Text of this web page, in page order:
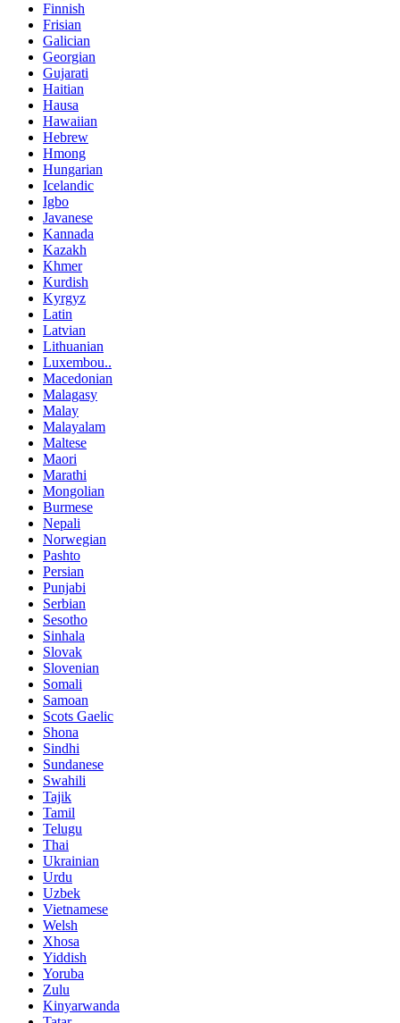
Finnish
Frisian
Galician
Georgian
Gujarati
Haitian
Hausa
Hawaiian
Hebrew
Hmong
Hungarian
Icelandic
Igbo
Javanese
Kannada
Kazakh
Khmer
Kurdish
Kyrgyz
Latin
Latvian
Lithuanian
Luxembou..
Macedonian
Malagasy
Malay
Malayalam
Maltese
Maori
Marathi
Mongolian
Burmese
Nepali
Norwegian
Pashto
Persian
Punjabi
Serbian
Sesotho
Sinhala
Slovak
Slovenian
Somali
Samoan
Scots Gaelic
Shona
Sindhi
Sundanese
Swahili
Tajik
Tamil
Telugu
Thai
Ukrainian
Urdu
Uzbek
Vietnamese
Welsh
Xhosa
Yiddish
Yoruba
Zulu
Kinyarwanda